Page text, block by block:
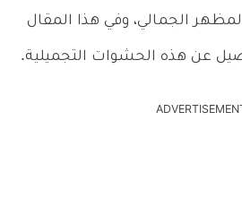
الجمالي، وفي هذا المقال
عن هذه الحشوات التجميلية.